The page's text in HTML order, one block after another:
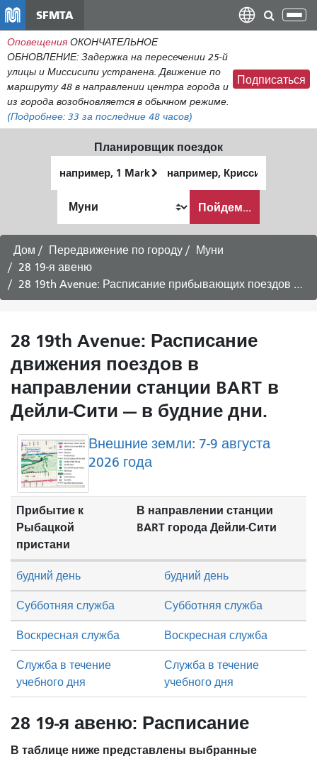
содержанию
SFMTA
Оповещения ОКОНЧАТЕЛЬНОЕ
ОБНОВЛЕНИЕ: Задержка на пересечении 25-й
улицы и Миссисипи устранена. Движение по
маршруту 48 в направлении центра города и
из города возобновляется в обычном режиме.
(Подробнее: 33 за последние 48 часов)
Подписаться
Планировщик поездок
местоположение
окончания
хочу
путешествовать
Пойдем...
Дом Передвижение по городу
Муни
28 19-я авеню
28 19th Avenue: Расписание прибывающих поездов в Fisherman's Wharf -
28 19th Avenue: Расписание
движения поездов в
направлении станции BART в
Дейли-Сити — в будние дни.
Внешние земли: 7-9 августа
2026 года
Прибытие к
Рыбацкой
пристани
В направлении станции
BART города Дейли-Сити
Субботняя служба Субботняя служба
Воскресная служба Воскресная служба
будний день будний день
Служба в течение
учебного дня
Служба в течение
учебного дня
28 19-я авеню: Расписание
В таблице ниже представлены выбранные